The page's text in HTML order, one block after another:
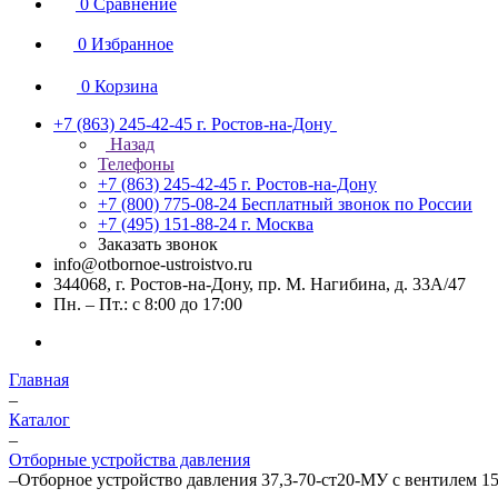
0 Сравнение
0 Избранное
0 Корзина
+7 (863) 245-42-45 г. Ростов-на-Дону
Назад
Телефоны
+7 (863) 245-42-45 г. Ростов-на-Дону
+7 (800) 775-08-24 Бесплатный звонок по России
+7 (495) 151-88-24 г. Москва
Заказать звонок
info@otbornoe-ustroistvo.ru
344068, г. Ростов-на-Дону, пр. М. Нагибина, д. 33А/47
Пн. – Пт.: с 8:00 до 17:00
Главная
–
Каталог
–
Отборные устройства давления
–Отборное устройство давления 37,3-70-ст20-МУ с вентилем